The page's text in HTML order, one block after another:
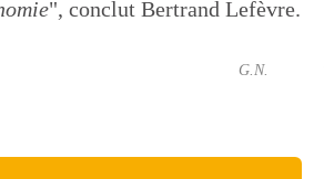
", conclut Bertrand Lefèvre.
G.N.